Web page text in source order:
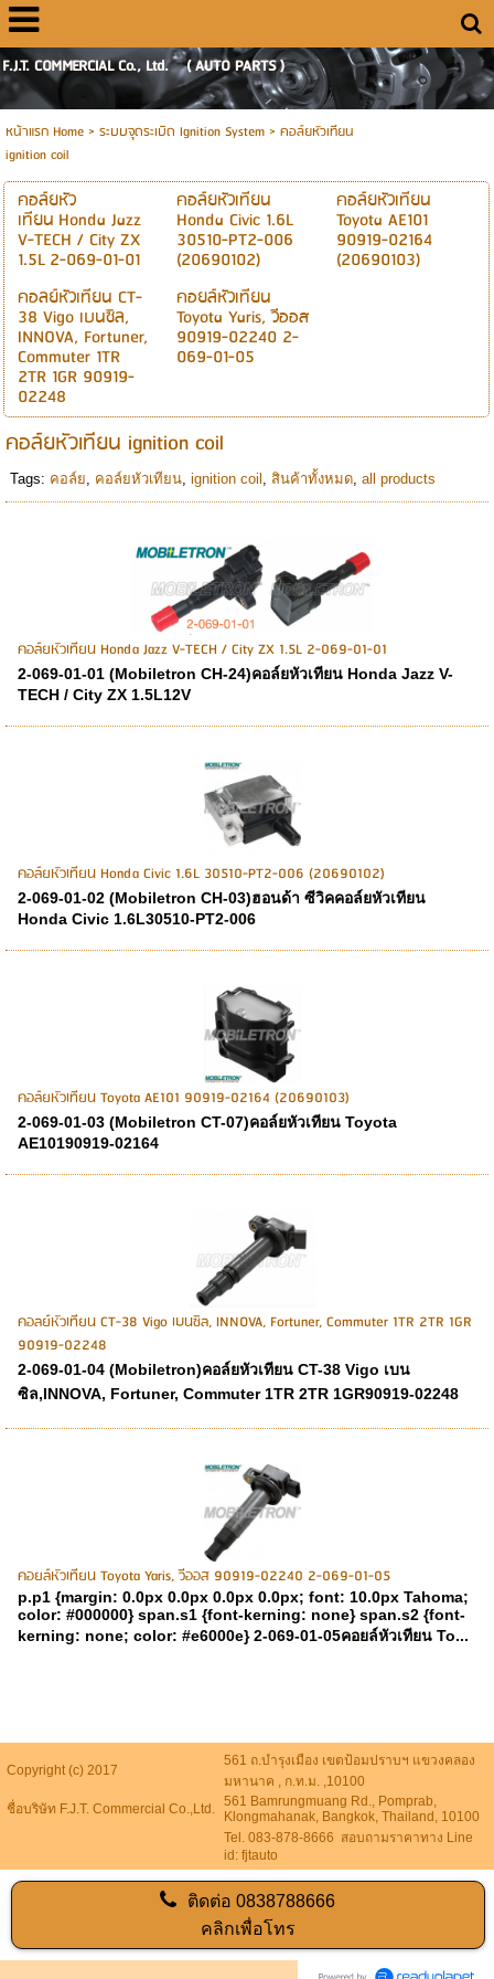
F.J.T. COMMERCIAL Co., Ltd. ( AUTO PARTS )
หน้าแรก Home> ระบบจุดระเบิด Ignition System > คอล์ยหัวเทียน
ignition coil
คอล์ยหัว
เทียน Honda Jazz
V-TECH / City ZX
1.5L 2-069-01-01
คอล์ยหัวเทียน
Honda Civic 1.6L
30510-PT2-006
(20690102)
คอล์ยหัวเทียน
Toyota AE101
90919-02164
(20690103)
คอลย์หัวเทียน CT-
38 Vigo เบนซิล,
INNOVA, Fortuner,
Commuter 1TR
2TR 1GR 90919-
02248
คอยล์หัวเทียน
Toyota Yaris, วีออส
90919-02240 2-
069-01-05
คอล์ยหัวเทียน ignition coil
Tags: คอล์ย คอล์ยหัวเทียน, ignition coil สินค้าทั้งหมด, all products
คอล์ยหัวเทียน Honda Jazz V-TECH / City ZX 1.5L 2-069-01-01
2-069-01-01 (Mobiletron CH-24)คอล์ยหัวเทียน Honda Jazz V-
TECH / City ZX 1.5L12V
คอล์ยหัวเทียน Honda Civic 1.6L 30510-PT2-006 (20690102)
2-069-01-02 (Mobiletron CH-03)ฮอนด้า ซีวิคคอล์ยหัวเทียน
Honda Civic 1.6L30510-PT2-006
คอล์ยหัวเทียน Toyota AE101 90919-02164 (20690103)
2-069-01-03 (Mobiletron CT-07)คอล์ยหัวเทียน Toyota
AE10190919-02164
คอลย์หัวเทียน CT-38 Vigo เบนซิล, INNOVA, Fortuner, Commuter 1TR 2TR 1GR
90919-02248
2-069-01-04 (Mobiletron)คอล์ยหัวเทียน CT-38 Vigo เบน
ซิล,INNOVA, Fortuner, Commuter 1TR 2TR 1GR90919-02248
คอยล์หัวเทียน Toyota Yaris, วีออส 90919-02240 2-069-01-05
p.p1 {margin: 0.0px 0.0px 0.0px 0.0px; font: 10.0px Tahoma;
color: #000000} span.s1 {font-kerning: none} span.s2 {font-
kerning: none; color: #e6000e} 2-069-01-05คอยล์หัวเทียน To...
Copyright (c) 2017
561 ถ.บำรุงเมือง เขตป้อมปราบฯ แขวงคลอง
มหานาค , ก.ท.ม. ,10100
ชื่อบริษัท F.J.T. Commercial Co.,Ltd. 561 Bamrungmuang Rd., Pomprab,
Klongmahanak, Bangkok, Thailand, 10100
Tel. 083-878-8666 สอบถามราคาทาง Line
id: fjtauto
ติดต่อ0838788666
คลิกเพื่อโทร